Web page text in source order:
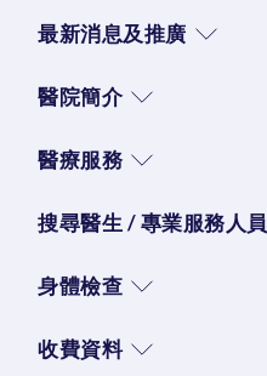
最新消息及推廣
醫院簡介
醫療服務
搜尋醫生 / 專業服務人員
身體檢查
收費資料